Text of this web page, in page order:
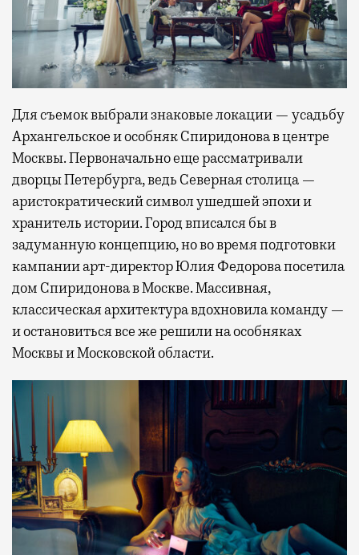
Для съемок выбрали знаковые локации — усадьбу
Архангельское и особняк Спиридонова в центре
Москвы. Первоначально еще рассматривали
дворцы Петербурга, ведь Северная столица —
аристократический символ ушедшей эпохи и
хранитель истории. Город вписался бы в
задуманную концепцию, но во время подготовки
кампании арт-директор Юлия Федорова посетила
дом Спиридонова в Москве. Массивная,
классическая архитектура вдохновила команду —
и остановиться все же решили на особняках
Москвы и Московской области.